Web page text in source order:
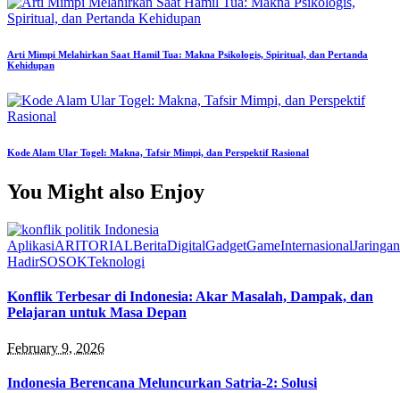
Arti Mimpi Melahirkan Saat Hamil Tua: Makna Psikologis, Spiritual, dan Pertanda
Kehidupan
Kode Alam Ular Togel: Makna, Tafsir Mimpi, dan Perspektif Rasional
You Might also Enjoy
AplikasiARITORIALBeritaDigitalGadgetGameInternasionalJaringan
HadirSOSOKTeknologi
Konflik Terbesar di Indonesia: Akar Masalah, Dampak, dan
Pelajaran untuk Masa Depan
February 9, 2026
Indonesia Berencana Meluncurkan Satria-2: Solusi